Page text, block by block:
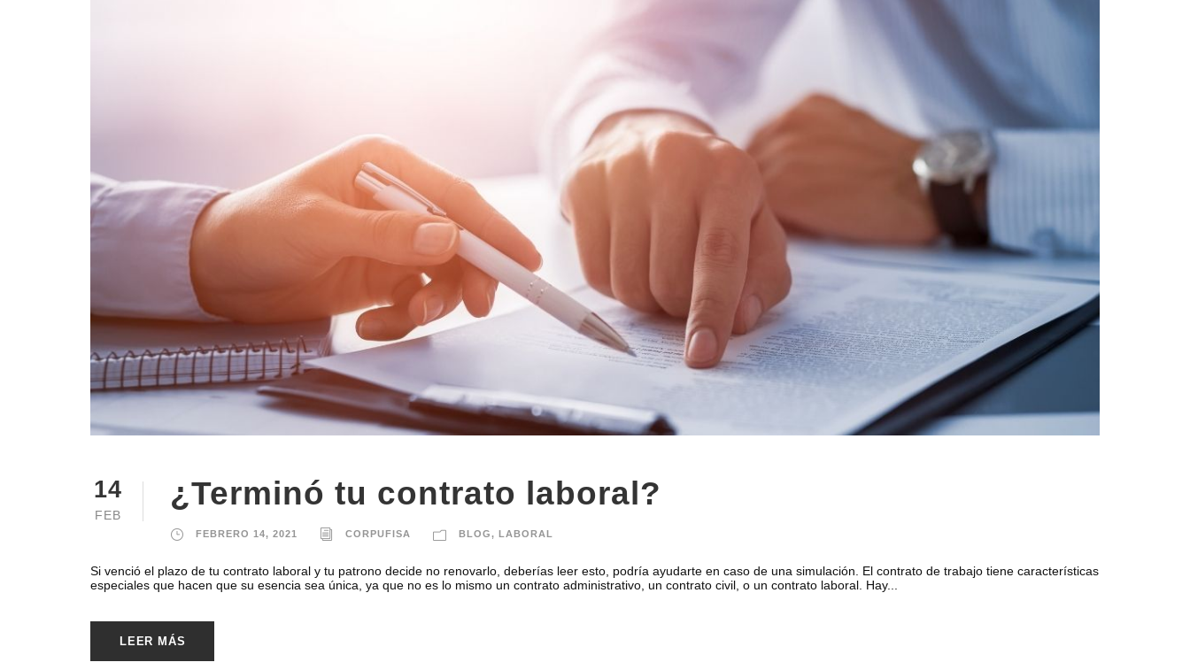
14
FEB
¿Terminó tu contrato laboral?
FEBRERO 14, 2021 CORPUFISA BLOG, LABORAL
Si venció el plazo de tu contrato laboral y tu patrono decide no renovarlo, deberías leer esto, podría ayudarte en caso de una simulación. El contrato de trabajo tiene características
especiales que hacen que su esencia sea única, ya que no es lo mismo un contrato administrativo, un contrato civil, o un contrato laboral. Hay...
LEER MÁS